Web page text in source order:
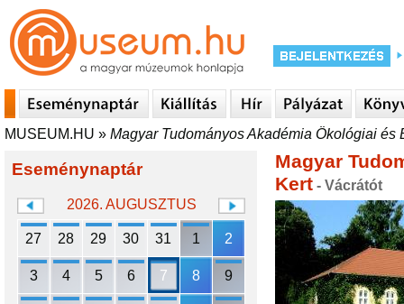
MUSEUM.HU » Magyar Tudományos Akadémia Ökológiai
Eseménynaptár
2026. AUGUSZTUS
27 28 29 30 31 1 2
3 4 5 6 7 8 9
Magyar
Kert - Vácrátót